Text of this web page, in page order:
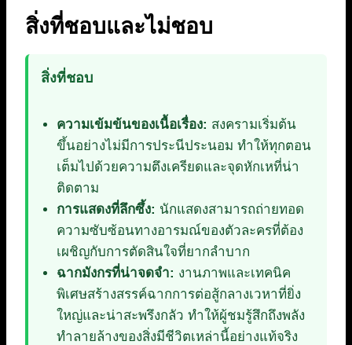
สิ่งที่ชอบและไม่ชอบ
สิ่งที่ชอบ
ความเข้มข้นของเนื้อเรื่อง: สงครามเริ่มต้น
ขึ้นอย่างไม่มีการประนีประนอม ทำให้ทุกตอน
เต็มไปด้วยความตึงเครียดและจุดหักเหที่น่า
ติดตาม
การแสดงที่ลึกซึ้ง: นักแสดงสามารถถ่ายทอด
ความซับซ้อนทางอารมณ์ของตัวละครที่ต้อง
เผชิญกับการตัดสินใจที่ยากลำบาก
ฉากมังกรที่น่าจดจำ: งานภาพและเทคนิค
พิเศษสร้างสรรค์ฉากการต่อสู้กลางเวหาที่ยิ่ง
ใหญ่และน่าสะพรึงกลัว ทำให้ผู้ชมรู้สึกถึงพลัง
ทำลายล้างของสิ่งมีชีวิตเหล่านี้อย่างแท้จริง